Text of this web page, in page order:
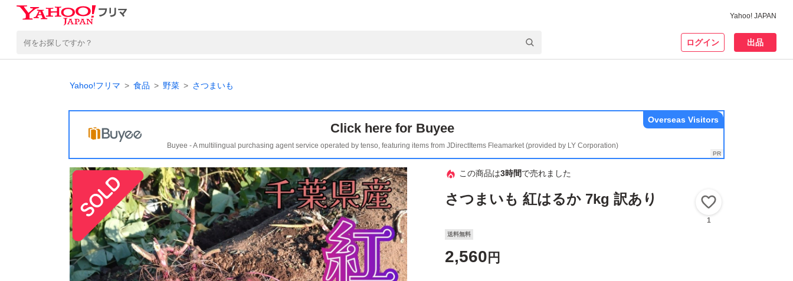
Yahoo! JAPAN
ログイン 出品
Yahoo!フリマ 食品 野菜 さつまいも
Click here for Buyee
Buyee - A multilingual purchasing agent service operated by tenso, featuring items from JDirectItems Fleamarket (provided by LY Corporation)
Overseas Visitors
この商品は3時間で売れました
さつまいも 紅はるか 7kg 訳あり
1
送料無料
2,560 円